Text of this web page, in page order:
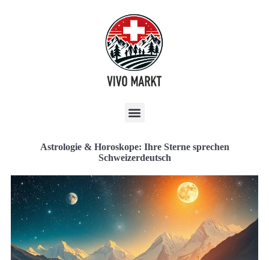
Astrologie & Horoskope: Ihre Sterne sprechen
Schweizerdeutsch